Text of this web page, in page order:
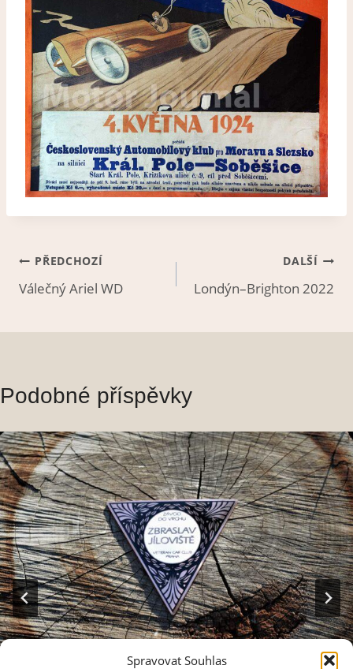
Spravovat Souhlas
Navigace
pro
PŘEDCHOZÍ
Válečný Ariel WD
DALŠÍ
Londýn–Brighton 2022
Podobné příspěvky